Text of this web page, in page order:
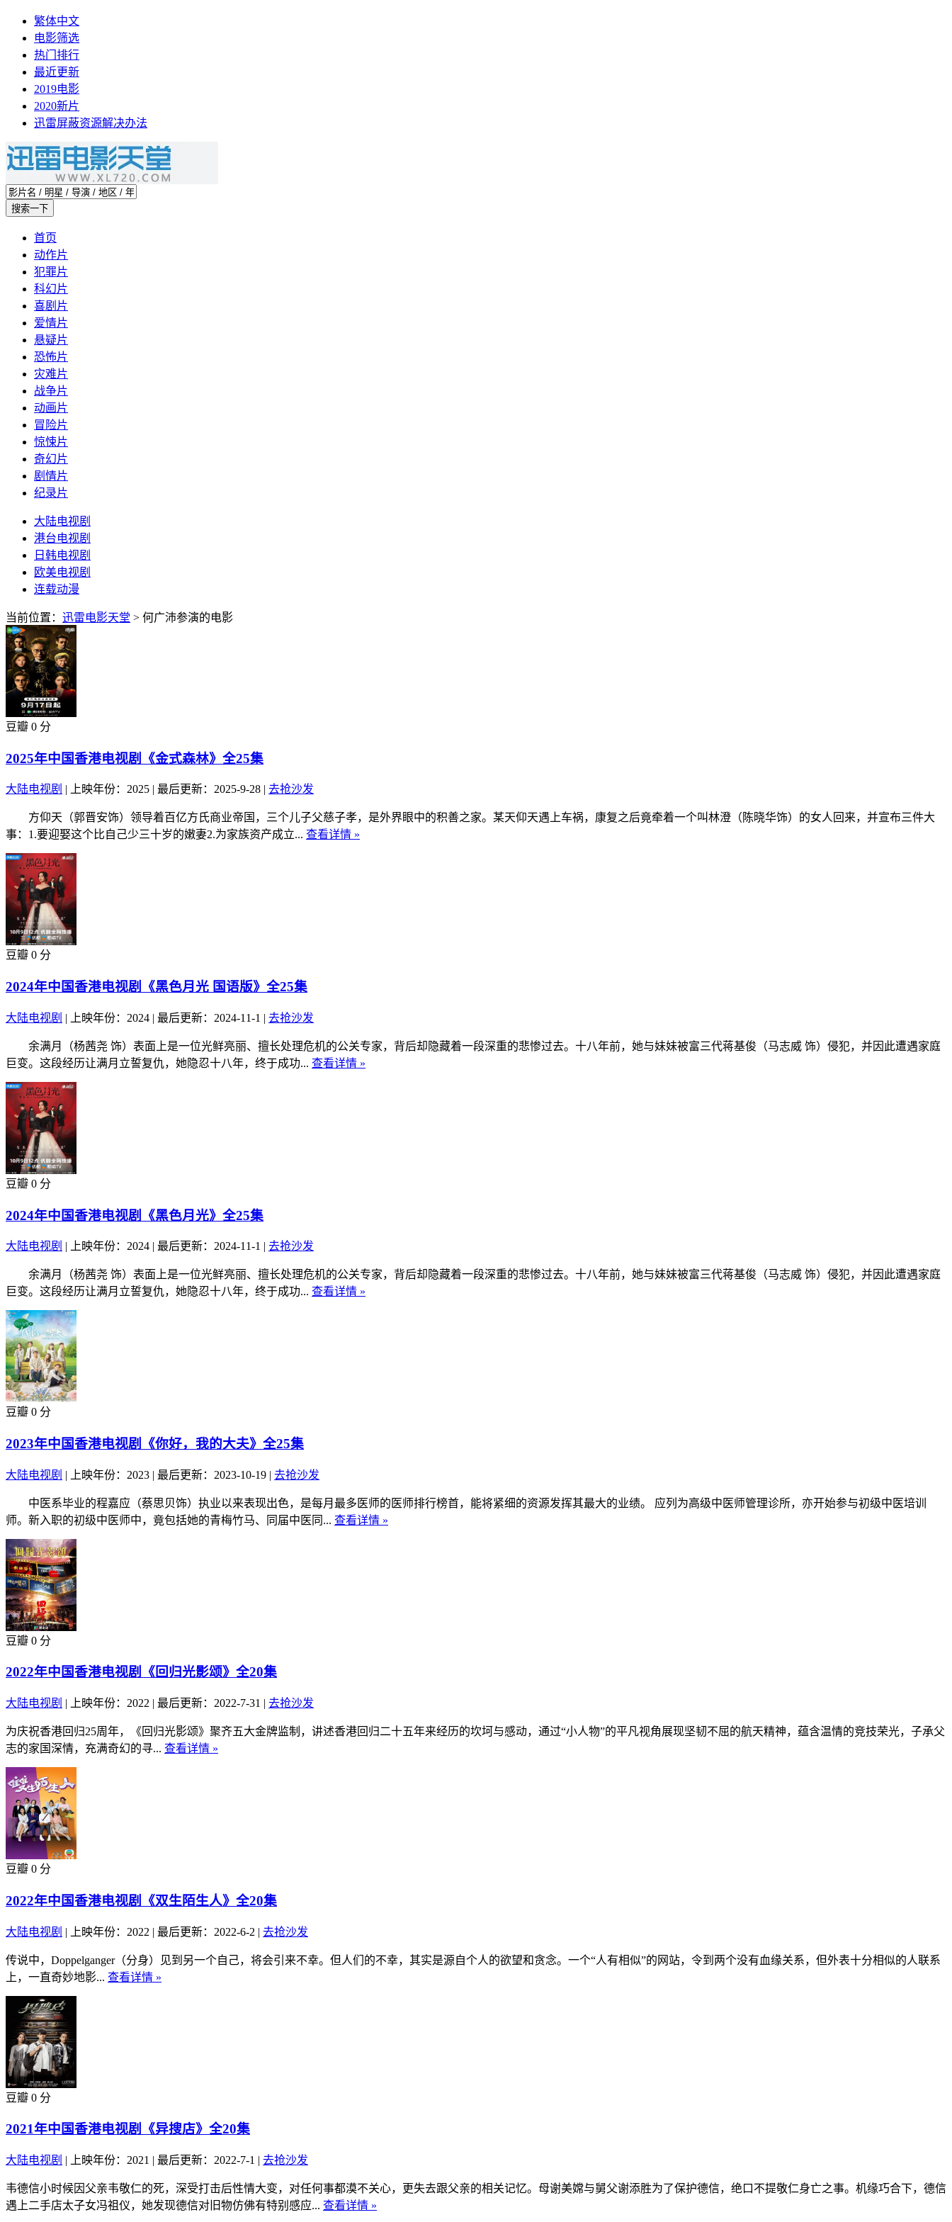
繁体中文
电影筛选
热门排行
最近更新
2019电影
2020新片
迅雷屏蔽资源解决办法
首页
动作片
犯罪片
科幻片
喜剧片
爱情片
悬疑片
恐怖片
灾难片
战争片
动画片
冒险片
惊悚片
奇幻片
剧情片
纪录片
大陆电视剧
港台电视剧
日韩电视剧
欧美电视剧
连载动漫
当前位置： 迅雷电影天堂 > 何广沛参演的电影
豆瓣 0 分
2025年中国香港电视剧《金式森林》全25集
大陆电视剧 | 上映年份：2025 | 最后更新：2025-9-28 | 去抢沙发
方仰天（郭晋安饰）领导着百亿方氏商业帝国，三个儿子父慈子孝，是外界眼中的积善之家。某天仰天遇上车祸，康复之后竟牵着一个叫林澄（陈晓华饰）的女人回来，并宣布三件大
事：1.要迎娶这个比自己少三十岁的嫩妻2.为家族资产成立... 查看详情 »
豆瓣 0 分
2024年中国香港电视剧《黑色月光 国语版》全25集
大陆电视剧 | 上映年份：2024 | 最后更新：2024-11-1 | 去抢沙发
余满月（杨茜尧 饰）表面上是一位光鲜亮丽、擅长处理危机的公关专家，背后却隐藏着一段深重的悲惨过去。十八年前，她与妹妹被富三代蒋基俊（马志威 饰）侵犯，并因此遭遇家庭
巨变。这段经历让满月立誓复仇，她隐忍十八年，终于成功... 查看详情 »
豆瓣 0 分
2024年中国香港电视剧《黑色月光》全25集
大陆电视剧 | 上映年份：2024 | 最后更新：2024-11-1 | 去抢沙发
余满月（杨茜尧 饰）表面上是一位光鲜亮丽、擅长处理危机的公关专家，背后却隐藏着一段深重的悲惨过去。十八年前，她与妹妹被富三代蒋基俊（马志威 饰）侵犯，并因此遭遇家庭
巨变。这段经历让满月立誓复仇，她隐忍十八年，终于成功... 查看详情 »
豆瓣 0 分
2023年中国香港电视剧《你好，我的大夫》全25集
大陆电视剧 | 上映年份：2023 | 最后更新：2023-10-19 | 去抢沙发
中医系毕业的程嘉应（蔡思贝饰）执业以来表现出色，是每月最多医师的医师排行榜首，能将紧细的资源发挥其最大的业绩。 应列为高级中医师管理诊所，亦开始参与初级中医培训
师。新入职的初级中医师中，竟包括她的青梅竹马、同届中医同... 查看详情 »
豆瓣 0 分
2022年中国香港电视剧《回归光影颂》全20集
大陆电视剧 | 上映年份：2022 | 最后更新：2022-7-31 | 去抢沙发
为庆祝香港回归25周年，《回归光影颂》聚齐五大金牌监制，讲述香港回归二十五年来经历的坎坷与感动，通过“小人物”的平凡视角展现坚韧不屈的航天精神，蕴含温情的竞技荣光，子承父
志的家国深情，充满奇幻的寻... 查看详情 »
豆瓣 0 分
2022年中国香港电视剧《双生陌生人》全20集
大陆电视剧 | 上映年份：2022 | 最后更新：2022-6-2 | 去抢沙发
传说中，Doppelganger（分身）见到另一个自己，将会引来不幸。但人们的不幸，其实是源自个人的欲望和贪念。一个“人有相似”的网站，令到两个没有血缘关系，但外表十分相似的人联系
上，一直奇妙地影... 查看详情 »
豆瓣 0 分
2021年中国香港电视剧《异搜店》全20集
大陆电视剧 | 上映年份：2021 | 最后更新：2022-7-1 | 去抢沙发
韦德信小时候因父亲韦敬仁的死，深受打击后性情大变，对任何事都漠不关心，更失去跟父亲的相关记忆。母谢美嫦与舅父谢添胜为了保护德信，绝口不提敬仁身亡之事。机缘巧合下，德信
遇上二手店太子女冯祖仪，她发现德信对旧物仿佛有特别感应... 查看详情 »